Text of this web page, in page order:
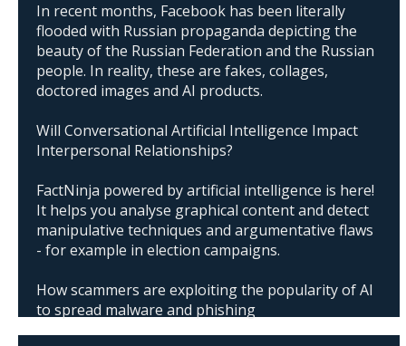
In recent months, Facebook has been literally
flooded with Russian propaganda depicting the
beauty of the Russian Federation and the Russian
people. In reality, these are fakes, collages,
doctored images and AI products.
Will Conversational Artificial Intelligence Impact
Interpersonal Relationships?
FactNinja powered by artificial intelligence is here!
It helps you analyse graphical content and detect
manipulative techniques and argumentative flaws
- for example in election campaigns.
How scammers are exploiting the popularity of AI
to spread malware and phishing